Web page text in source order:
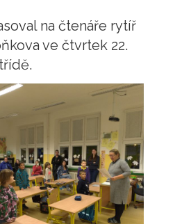
na čtenáře rytíř
ve čtvrtek 22.